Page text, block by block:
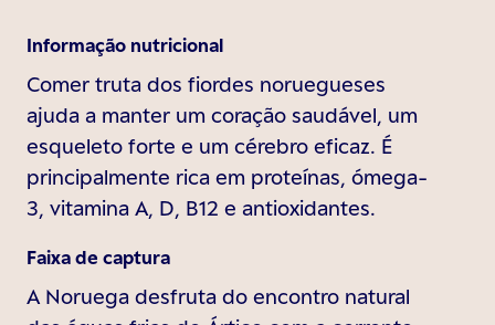
Informação nutricional
Comer truta dos fiordes noruegueses
ajuda a manter um coração saudável, um
esqueleto forte e um cérebro eficaz. É
principalmente rica em proteínas, ómega-
3, vitamina A, D, B12 e antioxidantes.
Faixa de captura
A Noruega desfruta do encontro natural